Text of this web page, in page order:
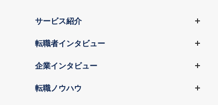
サービス紹介
転職者インタビュー
企業インタビュー
転職ノウハウ